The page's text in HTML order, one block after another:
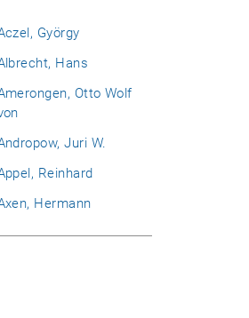
György
Hans
Otto Wolf
Juri W.
Reinhard
Hermann